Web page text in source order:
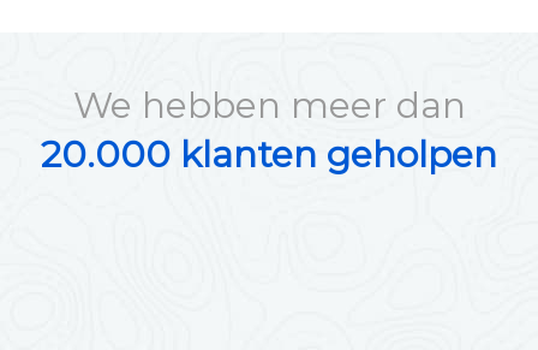
We hebben meer dan
20.000 klanten geholpen